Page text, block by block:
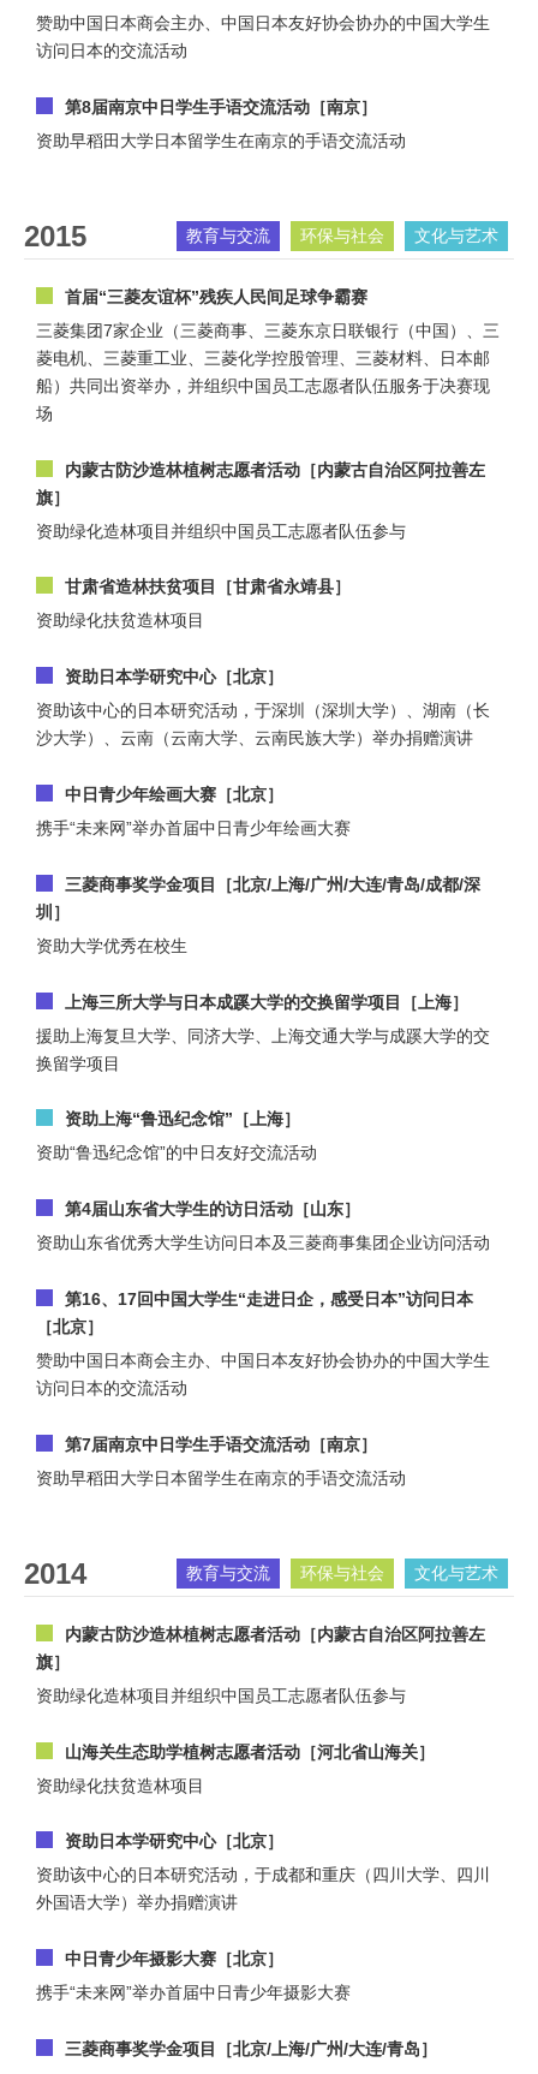
赞助中国日本商会主办、中国日本友好协会协办的中国大学生
访问日本的交流活动
第8届南京中日学生手语交流活动［南京］
资助早稻田大学日本留学生在南京的手语交流活动
2015 教育与交流 环保与社会 文化与艺术
首届“三菱友谊杯”残疾人民间足球争霸赛
三菱集团7家企业（三菱商事、三菱东京日联银行（中国）、三
菱电机、三菱重工业、三菱化学控股管理、三菱材料、日本邮
船）共同出资举办，并组织中国员工志愿者队伍服务于决赛现
场
内蒙古防沙造林植树志愿者活动［内蒙古自治区阿拉善左
旗］
资助绿化造林项目并组织中国员工志愿者队伍参与
甘肃省造林扶贫项目［甘肃省永靖县］
资助绿化扶贫造林项目
资助日本学研究中心［北京］
资助该中心的日本研究活动，于深圳（深圳大学）、湖南（长
沙大学）、云南（云南大学、云南民族大学）举办捐赠演讲
中日青少年绘画大赛［北京］
携手“未来网”举办首届中日青少年绘画大赛
三菱商事奖学金项目［北京/上海/广州/大连/青岛/成都/深
圳］
资助大学优秀在校生
上海三所大学与日本成蹊大学的交换留学项目［上海］
援助上海复旦大学、同济大学、上海交通大学与成蹊大学的交
换留学项目
资助上海“鲁迅纪念馆”［上海］
资助“鲁迅纪念馆”的中日友好交流活动
第4届山东省大学生的访日活动［山东］
资助山东省优秀大学生访问日本及三菱商事集团企业访问活动
第16、17回中国大学生“走进日企，感受日本”访问日本
［北京］
赞助中国日本商会主办、中国日本友好协会协办的中国大学生
访问日本的交流活动
第7届南京中日学生手语交流活动［南京］
资助早稻田大学日本留学生在南京的手语交流活动
2014 教育与交流 环保与社会 文化与艺术
内蒙古防沙造林植树志愿者活动［内蒙古自治区阿拉善左
旗］
资助绿化造林项目并组织中国员工志愿者队伍参与
山海关生态助学植树志愿者活动［河北省山海关］
资助绿化扶贫造林项目
资助日本学研究中心［北京］
资助该中心的日本研究活动，于成都和重庆（四川大学、四川
外国语大学）举办捐赠演讲
中日青少年摄影大赛［北京］
携手“未来网”举办首届中日青少年摄影大赛
三菱商事奖学金项目［北京/上海/广州/大连/青岛］